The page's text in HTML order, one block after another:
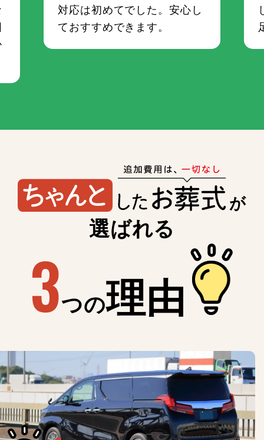
対応は初めてでした。安心し
ておすすめできます。
が
選ばれる
3つの理由